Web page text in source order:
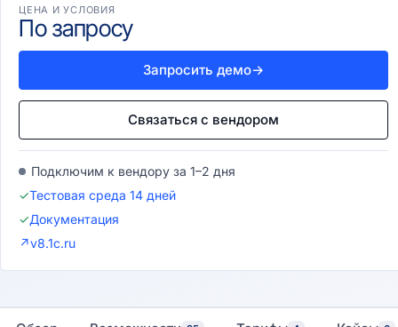
ЦЕНА И УСЛОВИЯ
По запросу
Запросить демо→
Связаться с вендором
Подключим к вендору за 1–2 дня
✓Тестовая среда 14 дней
✓Документация
↗v8.1c.ru